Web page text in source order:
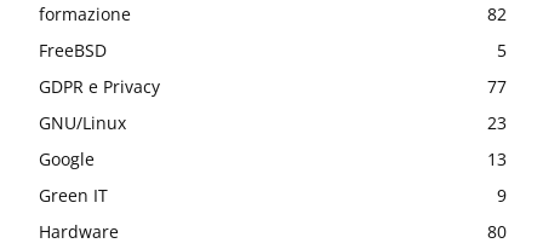
formazione
82
FreeBSD
5
GDPR e Privacy
77
GNU/Linux
23
Google
13
Green IT
9
Hardware
80